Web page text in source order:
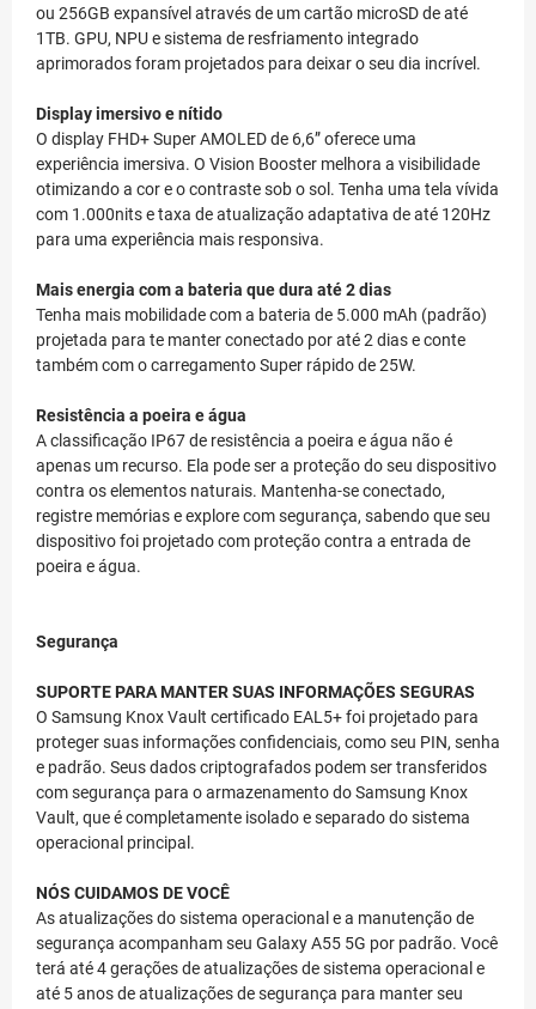
ou 256GB expansível através de um cartão microSD de até
1TB. GPU, NPU e sistema de resfriamento integrado
aprimorados foram projetados para deixar o seu dia incrível.
Display imersivo e nítido
O display FHD+ Super AMOLED de 6,6” oferece uma
experiência imersiva. O Vision Booster melhora a visibilidade
otimizando a cor e o contraste sob o sol. Tenha uma tela vívida
com 1.000nits e taxa de atualização adaptativa de até 120Hz
para uma experiência mais responsiva.
Mais energia com a bateria que dura até 2 dias
Tenha mais mobilidade com a bateria de 5.000 mAh (padrão)
projetada para te manter conectado por até 2 dias e conte
também com o carregamento Super rápido de 25W.
Resistência a poeira e água
A classificação IP67 de resistência a poeira e água não é
apenas um recurso. Ela pode ser a proteção do seu dispositivo
contra os elementos naturais. Mantenha-se conectado,
registre memórias e explore com segurança, sabendo que seu
dispositivo foi projetado com proteção contra a entrada de
poeira e água.
Segurança
SUPORTE PARA MANTER SUAS INFORMAÇÕES SEGURAS
O Samsung Knox Vault certificado EAL5+ foi projetado para
proteger suas informações confidenciais, como seu PIN, senha
e padrão. Seus dados criptografados podem ser transferidos
com segurança para o armazenamento do Samsung Knox
Vault, que é completamente isolado e separado do sistema
operacional principal.
NÓS CUIDAMOS DE VOCÊ
As atualizações do sistema operacional e a manutenção de
segurança acompanham seu Galaxy A55 5G por padrão. Você
terá até 4 gerações de atualizações de sistema operacional e
até 5 anos de atualizações de segurança para manter seu